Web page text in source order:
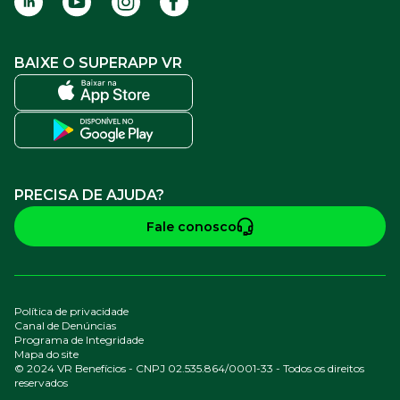
BAIXE O SUPERAPP VR
PRECISA DE AJUDA?
Fale conosco
© 2024 VR Benefícios - CNPJ 02.535.864/0001-33 - Todos os direitos
reservados
Política de privacidade
Canal de Denúncias
Programa de Integridade
Mapa do site